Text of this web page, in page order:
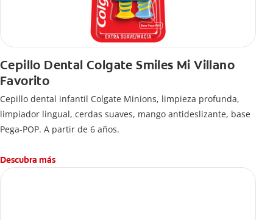
Cepillo Dental Colgate Smiles Mi Villano
Favorito
Cepillo dental infantil Colgate Minions, limpieza profunda,
limpiador lingual, cerdas suaves, mango antideslizante, base
Pega-POP. A partir de 6 años.
Descubra más